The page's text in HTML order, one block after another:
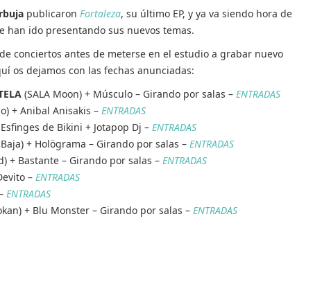
publicaron Fortaleza, su último EP, y ya va siendo hora de
ido presentando sus nuevos temas.
conciertos antes de meterse en el estudio a grabar nuevo
os dejamos con las fechas anunciadas:
(SALA Moon) + Músculo – Girando por salas – ENTRADAS
+ Anibal Anisakis – ENTRADAS
Esfinges de Bikini + Jotapop Dj – ENTRADAS
+ Holögrama – Girando por salas – ENTRADAS
+ Bastante – Girando por salas – ENTRADAS
– ENTRADAS
ENTRADAS
+ Blu Monster – Girando por salas – ENTRADAS